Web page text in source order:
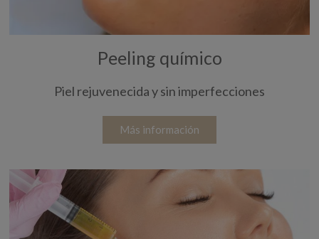
Peeling químico
Piel rejuvenecida y sin imperfecciones
Más información